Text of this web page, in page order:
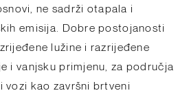
ne sadrži otapala i
emisija. Dobre postojanosti
lužine i razrijeđene
i vanjsku primjenu, za područja
vozi kao završni brtveni